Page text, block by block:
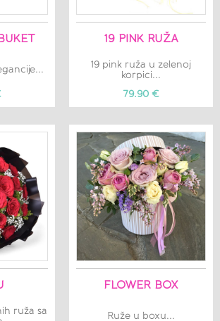
19 PINK RUŽA
19 pink ruža u zelenoj
korpici...
79.90 €
ruža sa
FLOWER BOX
Ruže u boxu...